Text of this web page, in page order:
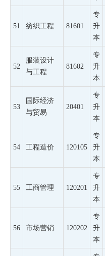
51 纺织工程 81601
专
升
本
52
服装设计
与工程
81602
专
升
本
53
国际经济
与贸易
20401
专
升
本
54 工程造价 120105
专
升
本
55 工商管理 120201
专
升
本
56 市场营销 120202
专
升
本